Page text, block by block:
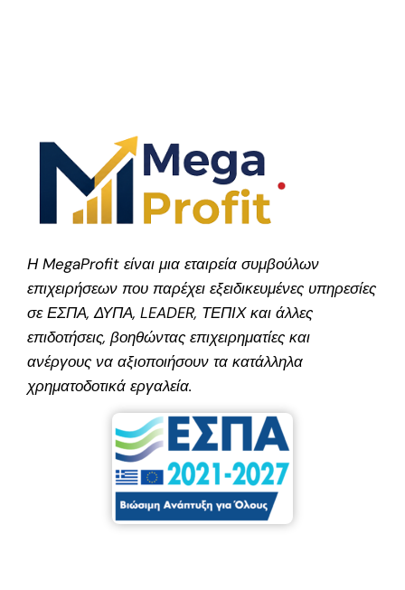
Η MegaProfit είναι μια εταιρεία συμβούλων
επιχειρήσεων που παρέχει εξειδικευμένες υπηρεσίες
σε ΕΣΠΑ, ΔΥΠΑ, LEADER, ΤΕΠΙΧ και άλλες
επιδοτήσεις, βοηθώντας επιχειρηματίες και
ανέργους να αξιοποιήσουν τα κατάλληλα
χρηματοδοτικά εργαλεία.